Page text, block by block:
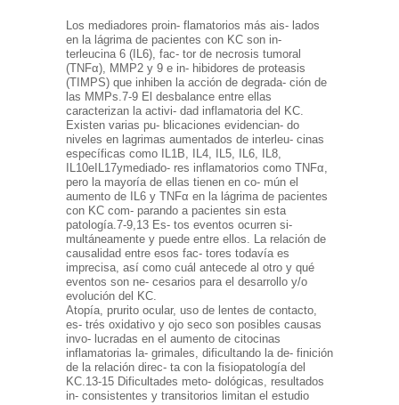
Los mediadores proin- flamatorios más ais- lados
en la lágrima de pacientes con KC son in-
terleucina 6 (IL6), fac- tor de necrosis tumoral
(TNFα), MMP2 y 9 e in- hibidores de proteasis
(TIMPS) que inhiben la acción de degrada- ción de
las MMPs.7-9 El desbalance entre ellas
caracterizan la activi- dad inflamatoria del KC.
Existen varias pu- blicaciones evidencian- do
niveles en lagrimas aumentados de interleu- cinas
específicas como IL1B, IL4, IL5, IL6, IL8,
IL10eIL17ymediado- res inflamatorios como TNFα,
pero la mayoría de ellas tienen en co- mún el
aumento de IL6 y TNFα en la lágrima de pacientes
con KC com- parando a pacientes sin esta
patología.7-9,13 Es- tos eventos ocurren si-
multáneamente y puede entre ellos. La relación de
causalidad entre esos fac- tores todavía es
imprecisa, así como cuál antecede al otro y qué
eventos son ne- cesarios para el desarrollo y/o
evolución del KC.
Atopía, prurito ocular, uso de lentes de contacto,
es- trés oxidativo y ojo seco son posibles causas
invo- lucradas en el aumento de citocinas
inflamatorias la- grimales, dificultando la de- finición
de la relación direc- ta con la fisiopatología del
KC.13-15 Dificultades meto- dológicas, resultados
in- consistentes y transitorios limitan el estudio